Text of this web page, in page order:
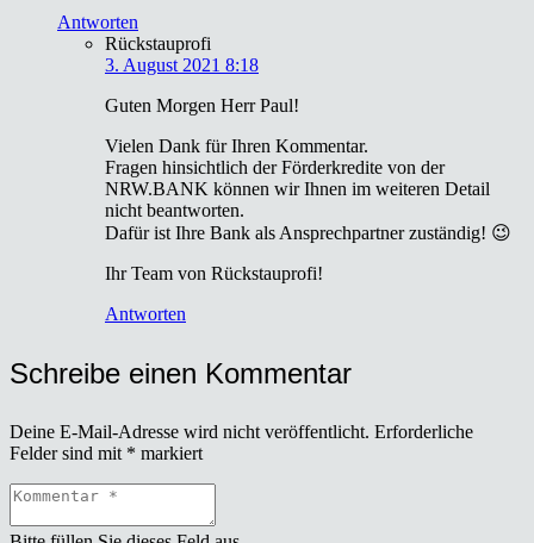
Antworten
Rückstauprofi
3. August 2021 8:18
Guten Mor­gen Herr Paul!
Vie­len Dank für Ihren Kom­men­tar.
Fra­gen hin­sicht­lich der För­der­kre­di­te von der
NRW.BANK kön­nen wir Ihnen im wei­te­ren Detail
nicht beant­wor­ten.
Dafür ist Ihre Bank als Ansprech­part­ner zustän­dig! 😉
Ihr Team von Rück­stau­pro­fi!
Antworten
Schreibe einen Kommentar
Deine E-Mail-Adresse wird nicht veröffentlicht. Erforderliche
Felder sind mit * markiert